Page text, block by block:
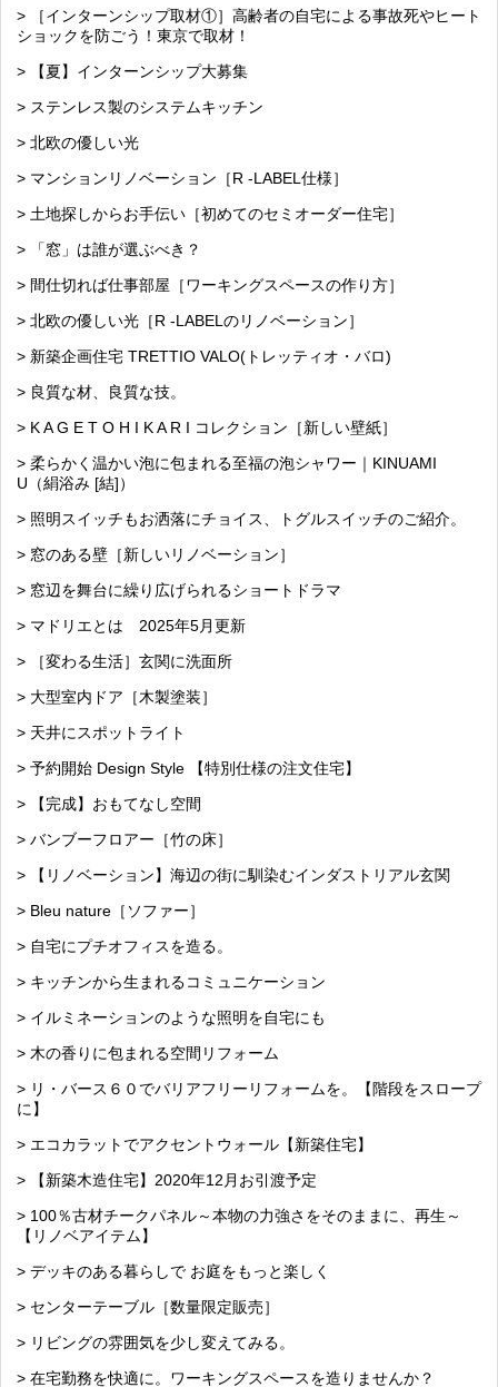
> ［インターンシップ取材①］高齢者の自宅による事故死やヒート
ショックを防ごう！東京で取材！
> 【夏】インターンシップ大募集
> ステンレス製のシステムキッチン
> 北欧の優しい光
> マンションリノベーション［R -LABEL仕様］
> 土地探しからお手伝い［初めてのセミオーダー住宅］
> 「窓」は誰が選ぶべき？
> 間仕切れば仕事部屋［ワーキングスペースの作り方］
> 北欧の優しい光［R -LABELのリノベーション］
> 新築企画住宅 TRETTIO VALO(トレッティオ・バロ)
> 良質な材、良質な技。
> K A G E T O H I K A R I コレクション［新しい壁紙］
> 柔らかく温かい泡に包まれる至福の泡シャワー｜KINUAMI
U（絹浴み [結]）
> 照明スイッチもお洒落にチョイス、トグルスイッチのご紹介。
> 窓のある壁［新しいリノベーション］
> 窓辺を舞台に繰り広げられるショートドラマ
> マドリエとは 2025年5月更新
> ［変わる生活］玄関に洗面所
> 大型室内ドア［木製塗装］
> 天井にスポットライト
> 予約開始 Design Style 【特別仕様の注文住宅】
> 【完成】おもてなし空間
> バンブーフロアー［竹の床］
> 【リノベーション】海辺の街に馴染むインダストリアル玄関
> Bleu nature［ソファー］
> 自宅にプチオフィスを造る。
> キッチンから生まれるコミュニケーション
> イルミネーションのような照明を自宅にも
> 木の香りに包まれる空間リフォーム
> リ・バース６０でバリアフリーリフォームを。【階段をスロープ
に】
> エコカラットでアクセントウォール【新築住宅】
> 【新築木造住宅】2020年12月お引渡予定
> 100％古材チークパネル～本物の力強さをそのままに、再生～
【リノベアイテム】
> デッキのある暮らしで お庭をもっと楽しく
> センターテーブル［数量限定販売］
> リビングの雰囲気を少し変えてみる。
> 在宅勤務を快適に。ワーキングスペースを造りませんか？